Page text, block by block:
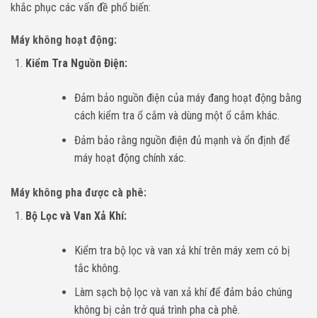
khắc phục các vấn đề phổ biến:
Máy không hoạt động:
Kiểm Tra Nguồn Điện:
Đảm bảo nguồn điện của máy đang hoạt động bằng
cách kiểm tra ổ cắm và dùng một ổ cắm khác.
Đảm bảo rằng nguồn điện đủ mạnh và ổn định để
máy hoạt động chính xác.
Máy không pha được cà phê:
Bộ Lọc và Van Xả Khí:
Kiểm tra bộ lọc và van xả khí trên máy xem có bị
tắc không.
Làm sạch bộ lọc và van xả khí để đảm bảo chúng
không bị cản trở quá trình pha cà phê.